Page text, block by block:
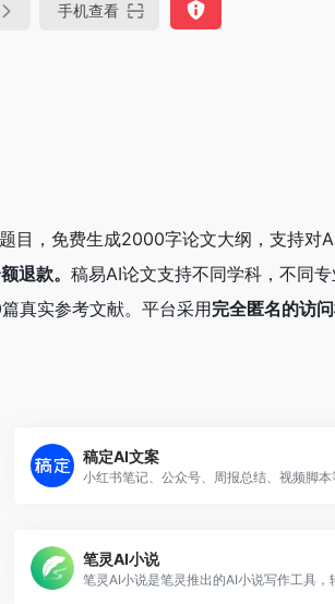
手机查看
目，免费生成2000字论文大纲，支持
退款。 稿易AI论文支持不同学科，不同
真实参考文献。平台采用完全匿名的访
稿定AI文案
笔灵AI小说